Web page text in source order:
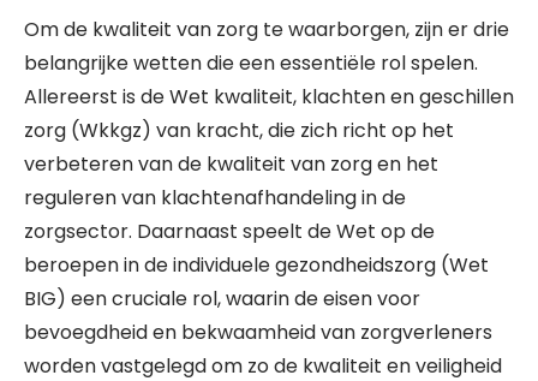
Om de kwaliteit van zorg te waarborgen, zijn er drie
belangrijke wetten die een essentiële rol spelen.
Allereerst is de Wet kwaliteit, klachten en geschillen
zorg (Wkkgz) van kracht, die zich richt op het
verbeteren van de kwaliteit van zorg en het
reguleren van klachtenafhandeling in de
zorgsector. Daarnaast speelt de Wet op de
beroepen in de individuele gezondheidszorg (Wet
BIG) een cruciale rol, waarin de eisen voor
bevoegdheid en bekwaamheid van zorgverleners
worden vastgelegd om zo de kwaliteit en veiligheid